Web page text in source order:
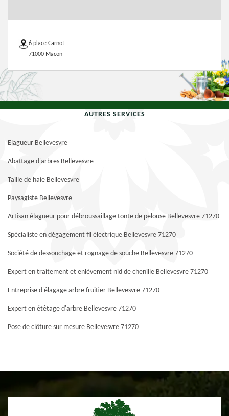
6 place Carnot
71000 Macon
AUTRES SERVICES
Elagueur Bellevesvre
Abattage d'arbres Bellevesvre
Taille de haie Bellevesvre
Paysagiste Bellevesvre
Artisan élagueur pour débroussaillage tonte de pelouse Bellevesvre 71270
Spécialiste en dégagement fil électrique Bellevesvre 71270
Société de dessouchage et rognage de souche Bellevesvre 71270
Expert en traitement et enlèvement nid de chenille Bellevesvre 71270
Entreprise d'élagage arbre fruitier Bellevesvre 71270
Expert en étêtage d'arbre Bellevesvre 71270
Pose de clôture sur mesure Bellevesvre 71270